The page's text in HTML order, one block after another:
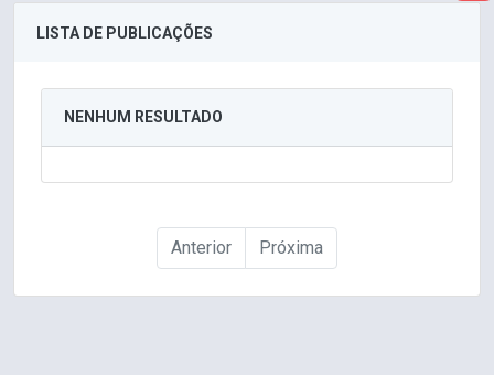
LISTA DE PUBLICAÇÕES
NENHUM RESULTADO
Anterior Próxima